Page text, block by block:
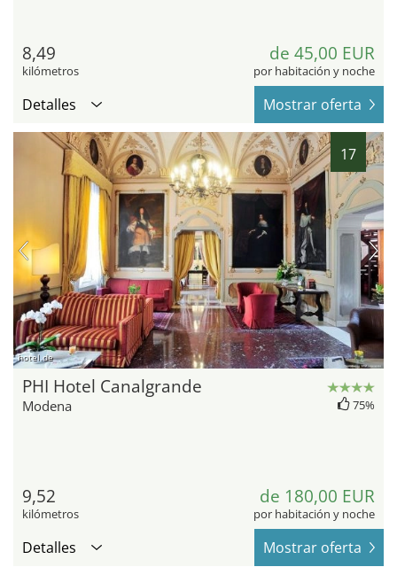
8,49
kilómetros
de 45,00 EUR
por habitación y noche
Detalles Mostrar oferta
17
hotel.de
PHI Hotel Canalgrande
Modena 75%
9,52
kilómetros
de 180,00 EUR
por habitación y noche
Detalles Mostrar oferta